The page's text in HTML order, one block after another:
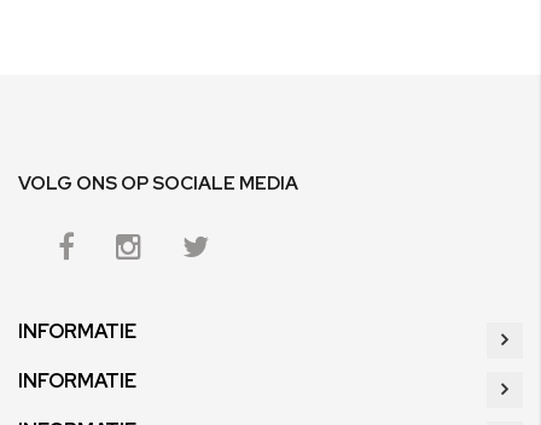
VOLG ONS OP SOCIALE MEDIA
INFORMATIE
INFORMATIE